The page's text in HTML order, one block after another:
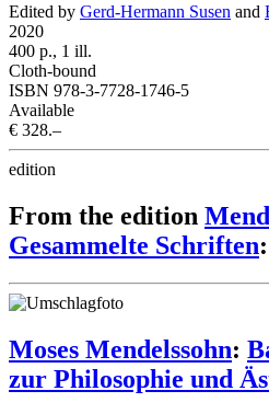
Edited by Gerd-Hermann Susen and
2020
400 p., 1 ill.
Cloth-bound
ISBN 978-3-7728-1746-5
Available
€ 328.–
edition
From the edition
Gesammelte Schriften:
Moses Mendelssohn:
zur Philosophie und